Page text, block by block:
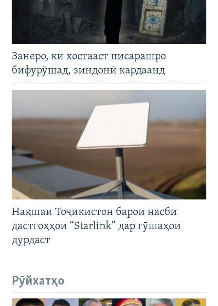
Занеро, ки хостааст писарашро
бифурӯшад, зиндонӣ кардаанд
Нақшаи Тоҷикистон барои насби
дастгоҳҳои “Starlink” дар гӯшаҳои
дурдаст
Рӯйхатҳо